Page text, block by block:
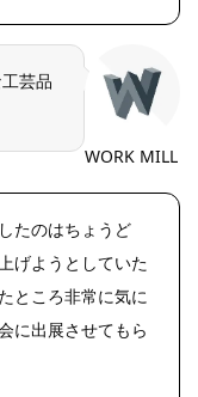
芸品
WORK MILL
たのはちょうど
げようとしていた
ところ非常に気に
に出展させてもら